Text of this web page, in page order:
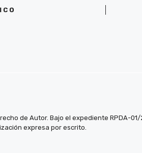
de Autor. Bajo el expediente RPDA-
expresa por escrito.